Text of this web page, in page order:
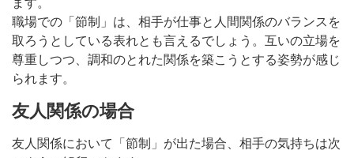
職場での「節制」は、相手が仕事と人間関係のバランスを
取ろうとしている表れとも言えるでしょう。互いの立場を
尊重しつつ、調和のとれた関係を築こうとする姿勢が感じ
られます。
友人関係の場合
友人関係において「節制」が出た場合、相手の気持ちは次